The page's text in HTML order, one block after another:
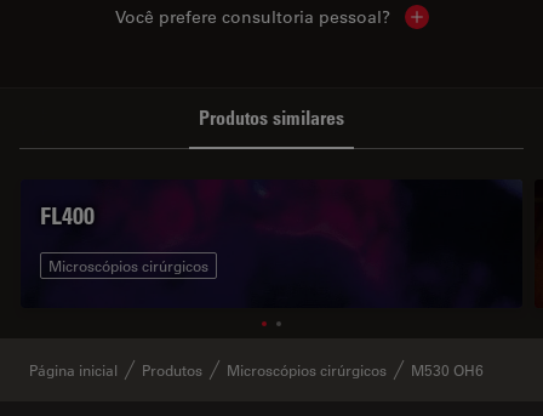
Você prefere consultoria pessoal? Show local
Produtos similares
FL400
Microscópios cirúrgicos
Página inicial Produtos Microscópios cirúrgicos M530 OH6